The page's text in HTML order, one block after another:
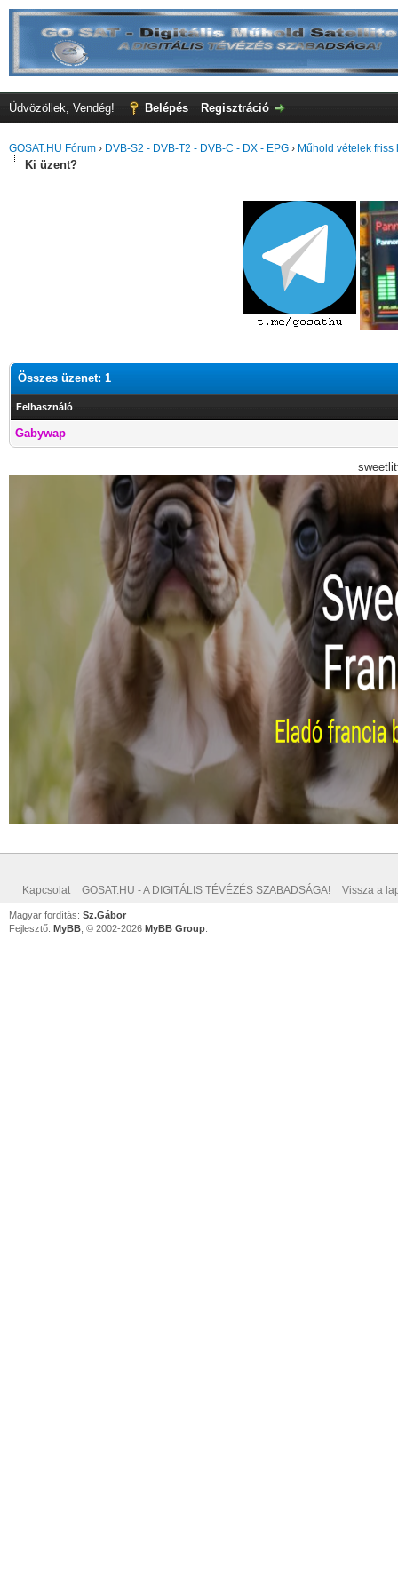
Üdvözöllek, Vendég! Belépés Regisztráció
GOSAT.HU Fórum › DVB-S2 - DVB-T2 - DVB-C - DX - EPG › Műhold vételek friss
Ki üzent?
Összes üzenet: 1
Felhasználó
Gabywap
Kapcsolat GOSAT.HU - A DIGITÁLIS TÉVÉZÉS SZABADSÁGA! Vissza a
Magyar fordítás: Sz.Gábor
Fejlesztő: MyBB , © 2002-2026 MyBB Group